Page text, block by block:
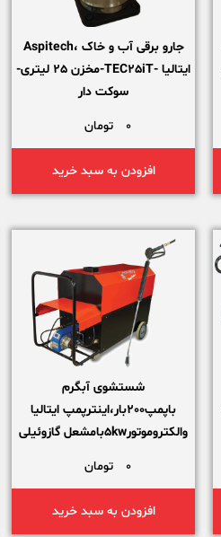
جارو برقی آب و خاک ،Aspitech
ایتالیا -TEC25iT-مخزن 25 لیتری-
سوکت دار
0
تومان
افزودن به سبد خرید
شستشوی آبگرم
باپمپ200بار،اینترپمپ ایتالیا
والکتروموتور5kwبامشعل گازوئیلی
0 تومان
افزودن به سبد خرید